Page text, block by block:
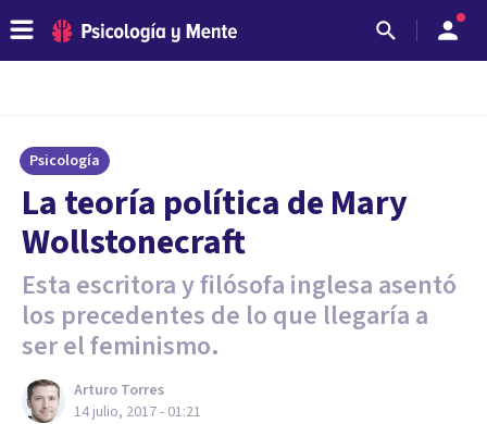
Psicología
​La teoría política de Mary
Wollstonecraft
Esta escritora y filósofa inglesa asentó
los precedentes de lo que llegaría a
ser el feminismo.
Arturo Torres
14 julio, 2017 - 01:21